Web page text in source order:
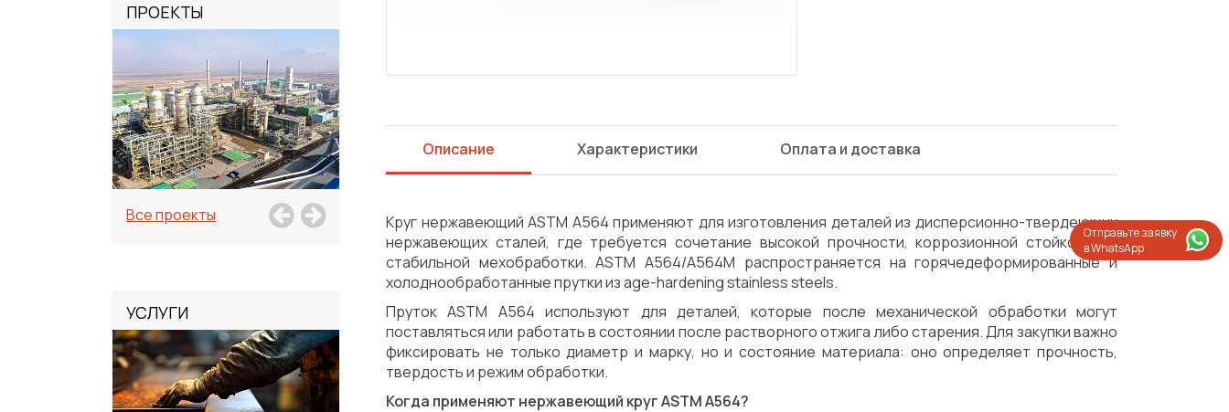
Отправьте заявку
в WhatsApp
ПРОЕКТЫ
Все проекты
УСЛУГИ
Описание Характеристики Оплата и доставка
Круг нержавеющий ASTM A564 применяют для изготовления деталей из дисперсионно-твердеющих
нержавеющих сталей, где требуется сочетание высокой прочности, коррозионной стойкости и
стабильной мехобработки. ASTM A564/A564M распространяется на горячедеформированные и
холоднообработанные прутки из age-hardening stainless steels.
Пруток ASTM A564 используют для деталей, которые после механической обработки могут
поставляться или работать в состоянии после растворного отжига либо старения. Для закупки важно
фиксировать не только диаметр и марку, но и состояние материала: оно определяет прочность,
твердость и режим обработки.
Когда применяют нержавеющий круг ASTM A564?